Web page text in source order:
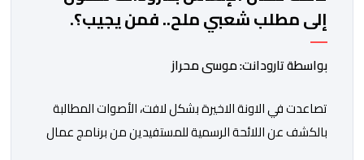
إلى مطلب شعبي ملح.. فمن يجيب؟.
بواسطة تارودانت: موسى محراز
تصاعدت في الاونة الاخيرة بشكل لافت، الأصوات المطالبة
بالكشف عن اللائحة الرسمية للمستفيدين من برنامج عمال